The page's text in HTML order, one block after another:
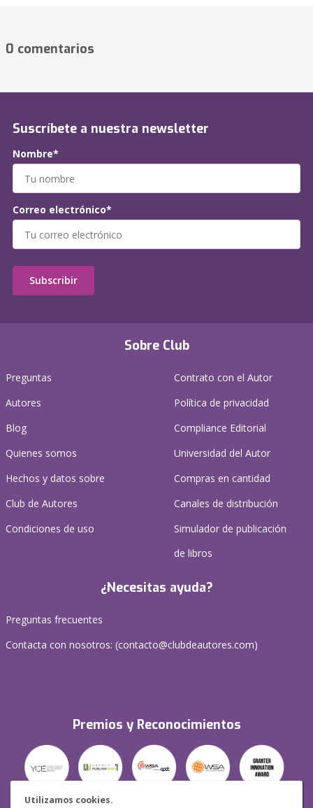
Utilizamos cookies.
0 comentarios
Sobre Club
Preguntas
Autores
Blog
Quienes somos
Hechos y datos sobre
Club de Autores
Condiciones de uso
Contrato con el Autor
Política de privacidad
Compliance Editorial
Universidad del Autor
Compras en cantidad
Canales de distribución
Simulador de publicación
de libros
¿Necesitas ayuda?
Preguntas frecuentes
Contacta con nosotros: (contacto@clubdeautores.com)
Premios y Reconocimientos
Suscríbete a nuestra newsletter
Nombre*
Correo electrónico*
Subscribir